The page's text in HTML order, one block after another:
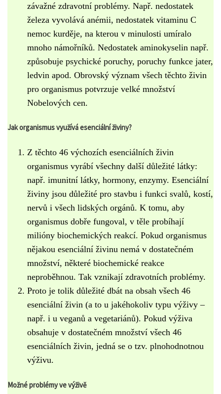
závažné zdravotní problémy. Např. nedostatek
železa vyvolává anémii, nedostatek vitaminu C
nemoc kurděje, na kterou v minulosti umíralo
mnoho námořníků. Nedostatek aminokyselin např.
způsobuje psychické poruchy, poruchy funkce jater,
ledvin apod. Obrovský význam všech těchto živin
pro organismus potvrzuje velké množství
Nobelových cen.
Jak organismus využívá esenciální živiny?
Z těchto 46 výchozích esenciálních živin
organismus vyrábí všechny další důležité látky:
např. imunitní látky, hormony, enzymy. Esenciální
živiny jsou důležité pro stavbu i funkci svalů, kostí,
nervů i všech lidských orgánů. K tomu, aby
organismus dobře fungoval, v těle probíhají
milióny biochemických reakcí. Pokud organismus
nějakou esenciální živinu nemá v dostatečném
množství, některé biochemické reakce
neproběhnou. Tak vznikají zdravotních problémy.
Proto je tolik důležité dbát na obsah všech 46
esenciální živin (a to u jakéhokoliv typu výživy –
např. i u veganů a vegetariánů). Pokud výživa
obsahuje v dostatečném množství všech 46
esenciálních živin, jedná se o tzv. plnohodnotnou
výživu.
Možné problémy ve výživě